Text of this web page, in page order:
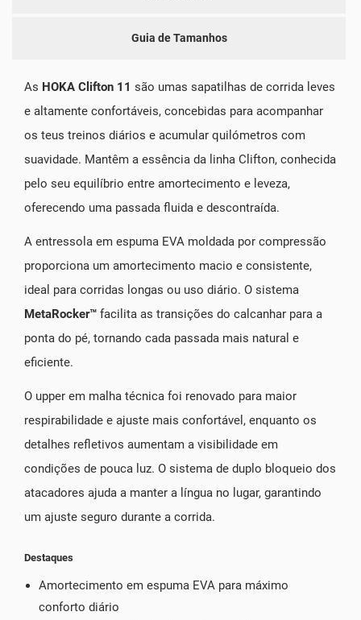
Guia de Tamanhos
As HOKA Clifton 11 são umas sapatilhas de corrida leves
e altamente confortáveis, concebidas para acompanhar
os teus treinos diários e acumular quilómetros com
suavidade. Mantêm a essência da linha Clifton, conhecida
pelo seu equilíbrio entre amortecimento e leveza,
oferecendo uma passada fluida e descontraída.
A entressola em espuma EVA moldada por compressão
proporciona um amortecimento macio e consistente,
ideal para corridas longas ou uso diário. O sistema
MetaRocker™ facilita as transições do calcanhar para a
ponta do pé, tornando cada passada mais natural e
eficiente.
O upper em malha técnica foi renovado para maior
respirabilidade e ajuste mais confortável, enquanto os
detalhes refletivos aumentam a visibilidade em
condições de pouca luz. O sistema de duplo bloqueio dos
atacadores ajuda a manter a língua no lugar, garantindo
um ajuste seguro durante a corrida.
Destaques
Amortecimento em espuma EVA para máximo
conforto diário